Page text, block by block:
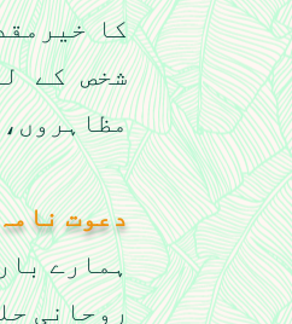
کا
شخص کے
دعوت
ہمارے
روحانی